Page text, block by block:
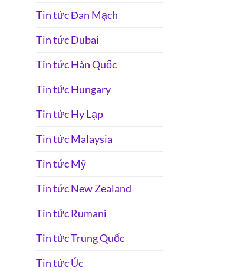
Tin tức Đan Mạch
Tin tức Dubai
Tin tức Hàn Quốc
Tin tức Hungary
Tin tức Hy Lạp
Tin tức Malaysia
Tin tức Mỹ
Tin tức New Zealand
Tin tức Rumani
Tin tức Trung Quốc
Tin tức Úc